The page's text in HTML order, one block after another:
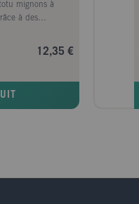
mignons à
à des
l'enfant dans sa
gratifiante
12,35 €